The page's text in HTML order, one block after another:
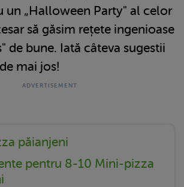
un „Halloween Party" al celor
să găsim rețete ingenioase
de bune. Iată câteva sugestii
mai jos!
păianjeni
pentru 8-10 Mini-pizza